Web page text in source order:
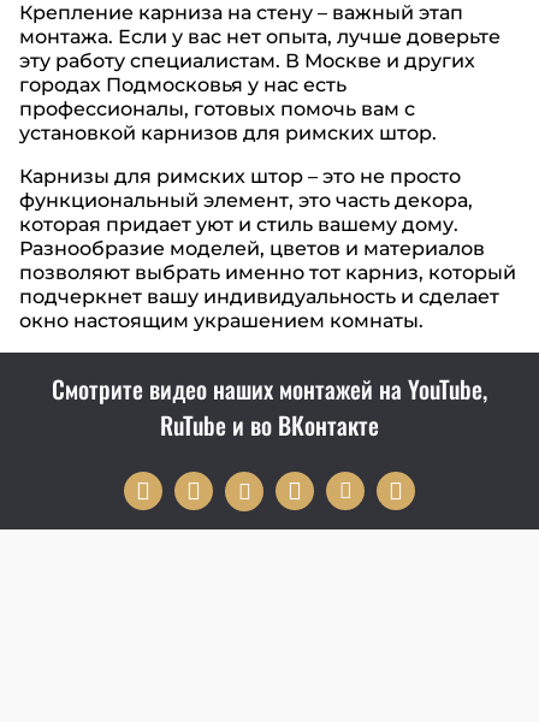
Крепление карниза на стену – важный этап
монтажа. Если у вас нет опыта, лучше доверьте
эту работу специалистам. В Москве и других
городах Подмосковья у нас есть
профессионалы, готовых помочь вам с
установкой карнизов для римских штор.
Карнизы для римских штор – это не просто
функциональный элемент, это часть декора,
которая придает уют и стиль вашему дому.
Разнообразие моделей, цветов и материалов
позволяют выбрать именно тот карниз, который
подчеркнет вашу индивидуальность и сделает
окно настоящим украшением комнаты.
Смотрите видео наших монтажей на YouTube,
RuTube и во ВКонтакте